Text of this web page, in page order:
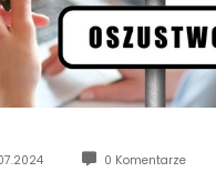
0 Komentarze